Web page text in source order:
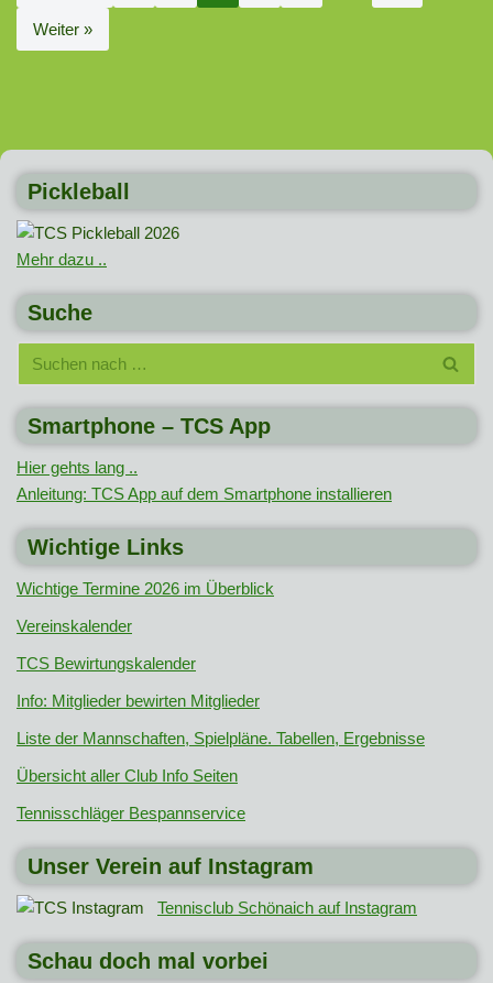
Weiter »
Pickleball
Mehr dazu ..
Suche
Smartphone – TCS App
Hier gehts lang ..
Anleitung: TCS App auf dem Smartphone installieren
Wichtige Links
Wichtige Termine 2026 im Überblick
Vereinskalender
TCS Bewirtungskalender
Info: Mitglieder bewirten Mitglieder
Liste der Mannschaften, Spielpläne. Tabellen, Ergebnisse
Übersicht aller Club Info Seiten
Tennisschläger Bespannservice
Unser Verein auf Instagram
Tennisclub Schönaich auf Instagram
Schau doch mal vorbei